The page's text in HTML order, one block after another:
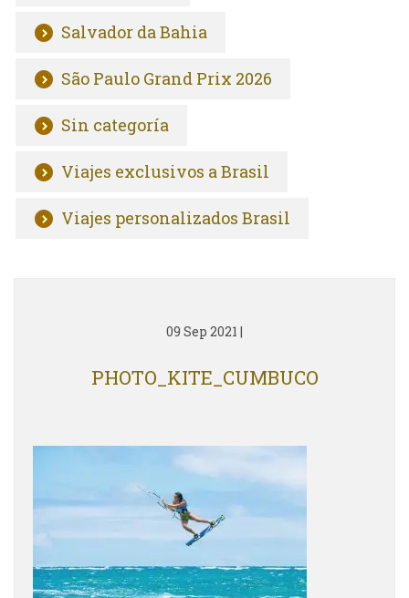
Salvador da Bahia
São Paulo Grand Prix 2026
Sin categoría
Viajes exclusivos a Brasil
Viajes personalizados Brasil
09 Sep 2021 |
PHOTO_KITE_CUMBUCO